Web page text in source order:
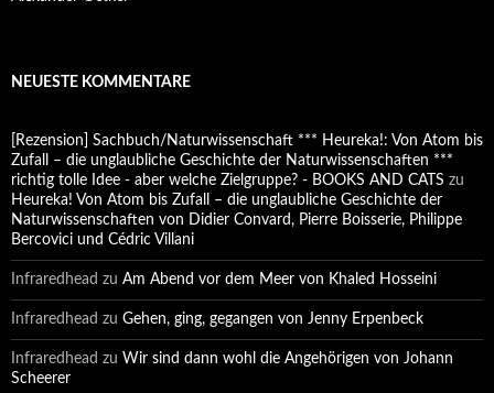
NEUESTE KOMMENTARE
[Rezension] Sachbuch/Naturwissenschaft *** Heureka!: Von Atom bis
Zufall – die unglaubliche Geschichte der Naturwissenschaften ***
richtig tolle Idee - aber welche Zielgruppe? - BOOKS AND CATS zu
Heureka! Von Atom bis Zufall – die unglaubliche Geschichte der
Naturwissenschaften von Didier Convard, Pierre Boisserie, Philippe
Bercovici und Cédric Villani
Infraredhead zu Am Abend vor dem Meer von Khaled Hosseini
Infraredhead zu Gehen, ging, gegangen von Jenny Erpenbeck
Infraredhead zu Wir sind dann wohl die Angehörigen von Johann
Scheerer